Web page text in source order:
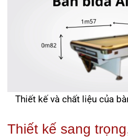
Thiết kế và chất liệu của
Thiết kế sang